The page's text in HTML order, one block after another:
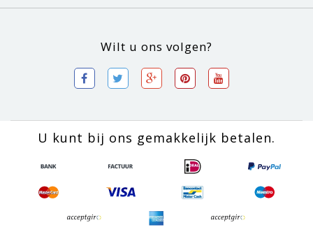
Wilt u ons volgen?
U kunt bij ons gemakkelijk betalen.